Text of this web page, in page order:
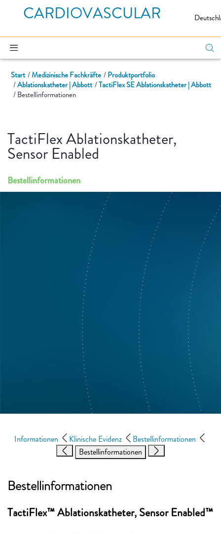
CARDIOVASCULAR
Start Medizinische Fachkräfte
Produktportfolio
Ablationskatheter | Abbott
TactiFlex SE Ablationskatheter | Abbott
Bestellinformationen
TactiFlex Ablationskatheter,
Sensor Enabled
Bestellinformationen
Informationen Klinische Evidenz
Bestellinformationen
Bestellinformationen
Bestellinformationen
TactiFlex™ Ablationskatheter, Sensor Enabled™